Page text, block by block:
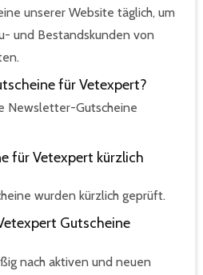
unserer Website täglich, um
und Bestandskunden von
für Vetexpert?
Newsletter-Gutscheine
für Vetexpert kürzlich
wurden kürzlich geprüft.
Gutscheine
nach aktiven und neuen